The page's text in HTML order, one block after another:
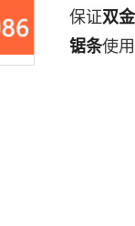
保证双
锯条使